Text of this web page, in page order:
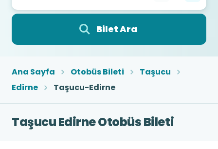
Bilet Ara
Ana Sayfa Otobüs Bileti
Taşucu
Edirne
Taşucu-Edirne
Taşucu Edirne Otobüs Bileti